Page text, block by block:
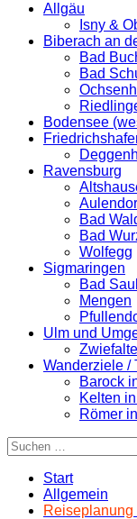
Allgäu
Isny &
Biberach an
Bad
Bad
Bodensee
Ravensburg
Bad
Bad
Wolfegg
Sigmaringen
Bad
Mengen
Ulm und
Wanderziele /
Barock
Kelten
Römer
Start
Allgemein